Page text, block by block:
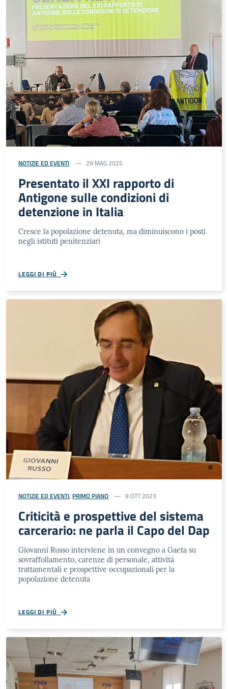
NOTIZIE ED EVENTI 29 MAG 2025
Presentato il XXI rapporto di
Antigone sulle condizioni di
detenzione in Italia
Cresce la popolazione detenuta, ma diminuiscono i posti
negli istituti penitenziari
LEGGI DI PIÙ
NOTIZIE ED EVENTI, PRIMO PIANO 9 OTT 2023
Criticità e prospettive del sistema
carcerario: ne parla il Capo del Dap
Giovanni Russo interviene in un convegno a Gaeta su
sovraffollamento, carenze di personale, attività
trattamentali e prospettive occupazionali per la
popolazione detenuta
LEGGI DI PIÙ